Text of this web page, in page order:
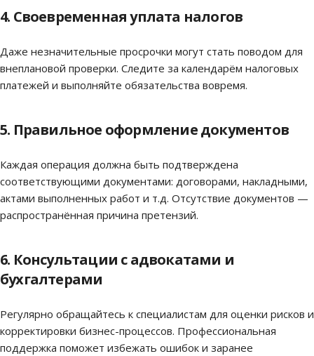
4. Своевременная уплата налогов
Даже незначительные просрочки могут стать поводом для
внеплановой проверки. Следите за календарём налоговых
платежей и выполняйте обязательства вовремя.
5. Правильное оформление документов
Каждая операция должна быть подтверждена
соответствующими документами: договорами, накладными,
актами выполненных работ и т.д. Отсутствие документов —
распространённая причина претензий.
6. Консультации с адвокатами и
бухгалтерами
Регулярно обращайтесь к специалистам для оценки рисков и
корректировки бизнес-процессов. Профессиональная
поддержка поможет избежать ошибок и заранее